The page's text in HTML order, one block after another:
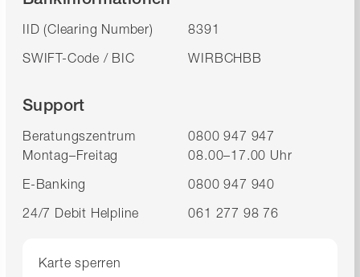
IID (Clearing Number)
8391
SWIFT-Code / BIC
WIRBCHBB
Support
Beratungszentrum
0800 947 947
Montag–Freitag
08.00–17.00 Uhr
E-Banking
0800 947 940
24/7 Debit Helpline
061 277 98 76
Karte sperren